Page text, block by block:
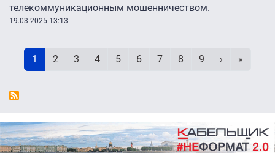
телекоммуникационным мошенничеством.
19.03.2025 13:13
Текущая страница
1 Page
2 Page
3 Page
4 Page
5 Page
6 Page
7 Page
8 Page
9 Следующая
› »